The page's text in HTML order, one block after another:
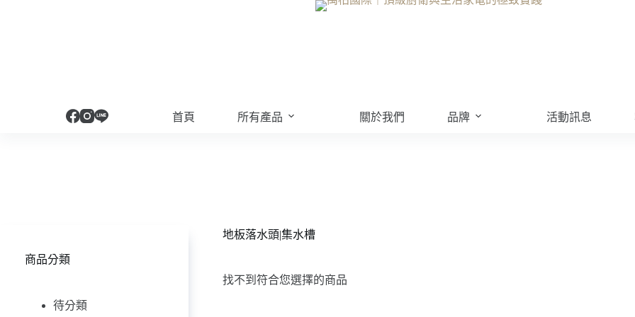
首頁
所有產品 關於我們 品牌 活動訊息
地板落水頭|集水槽
找不到符合您選擇的商品
商品分類
待分類